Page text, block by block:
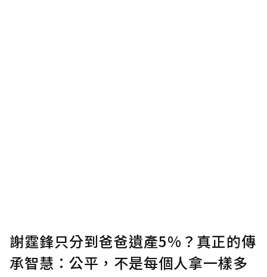
謝霆鋒只分到爸爸遺產5%？真正的傳
承智慧：公平，不是每個人拿一樣多